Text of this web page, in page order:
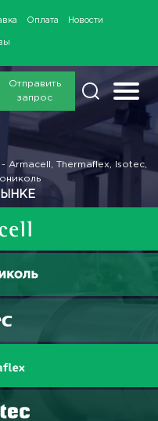
Оплата Новости
Отправить
запрос
Thermaflex, Isotec,